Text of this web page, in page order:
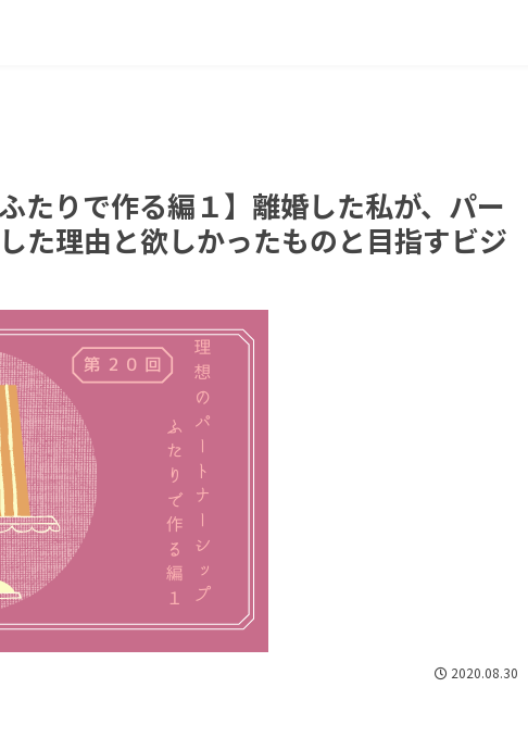
たりで作る編１】離婚した私が、パー
た理由と欲しかったものと目指すビジ
2020.08.30